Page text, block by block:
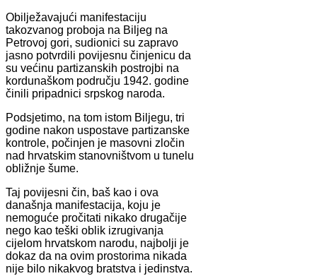
Obilježavajući manifestaciju
takozvanog proboja na Biljeg na
Petrovoj gori, sudionici su zapravo
jasno potvrdili povijesnu činjenicu da
su većinu partizanskih postrojbi na
kordunaškom području 1942. godine
činili pripadnici srpskog naroda.
Podsjetimo, na tom istom Biljegu, tri
godine nakon uspostave partizanske
kontrole, počinjen je masovni zločin
nad hrvatskim stanovništvom u tunelu
obližnje šume.
Taj povijesni čin, baš kao i ova
današnja manifestacija, koju je
nemoguće pročitati nikako drugačije
nego kao teški oblik izrugivanja
cijelom hrvatskom narodu, najbolji je
dokaz da na ovim prostorima nikada
nije bilo nikakvog bratstva i jedinstva.